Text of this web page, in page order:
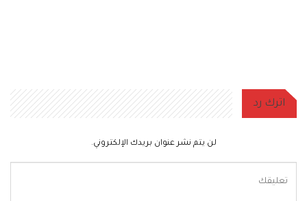
اترك رد
لن يتم نشر عنوان بريدك الإلكتروني.